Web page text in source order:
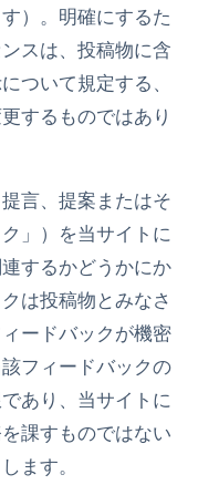
）。明確にするた
スは、投稿物に含
ついて規定する、
するものではあり
言、提案またはそ
」）を当サイトに
するかどうかにか
は投稿物とみなさ
ードバックが機密
フィードバックの
あり、当サイトに
課すものではない
ます。